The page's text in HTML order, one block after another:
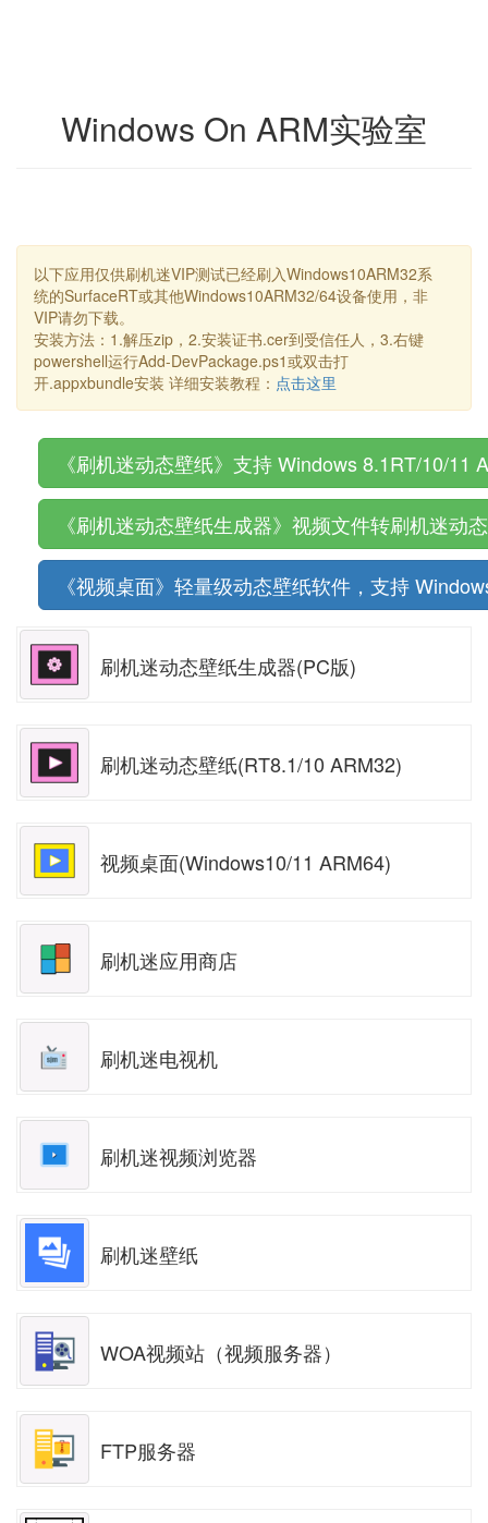
Windows On ARM实验室
以下应用仅供刷机迷VIP测试已经刷入Windows10ARM32系
统的SurfaceRT或其他Windows10ARM32/64设备使用，非
VIP请勿下载。
安装方法：1.解压zip，2.安装证书.cer到受信任人，3.右键
powershell运行Add-DevPackage.ps1或双击打
开.appxbundle安装 详细安装教程： 点击这里
《刷机迷动态壁纸》支持 Windows 8.1RT/10/
《刷机迷动态壁纸生成器》视频文件转刷机迷动
《视频桌面》轻量级动态壁纸软件，支持
刷机迷动态壁纸生成器(PC版)
刷机迷动态壁纸(RT8.1/10 ARM32)
视频桌面(Windows10/11 ARM64)
刷机迷应用商店
刷机迷电视机
刷机迷视频浏览器
刷机迷壁纸
WOA视频站（视频服务器）
FTP服务器